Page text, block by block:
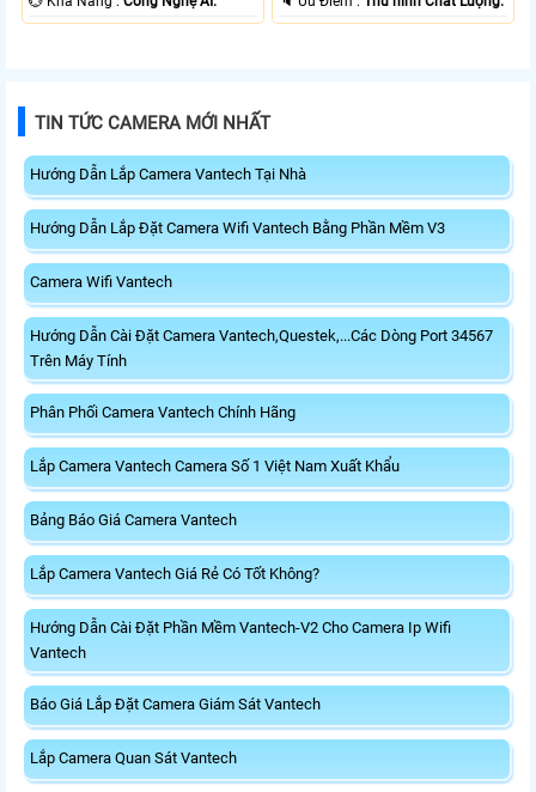
TIN TỨC CAMERA MỚI NHẤT
Hướng Dẫn Lắp Camera Vantech Tại Nhà
Hướng Dẫn Lắp Đặt Camera Wifi Vantech Bằng Phần Mềm V3
Camera Wifi Vantech
Hướng Dẫn Cài Đặt Camera Vantech,Questek,...Các Dòng Port 34567
Trên Máy Tính
Phân Phối Camera Vantech Chính Hãng
Lắp Camera Vantech Camera Số 1 Việt Nam Xuất Khẩu
Bảng Báo Giá Camera Vantech
Lắp Camera Vantech Giá Rẻ Có Tốt Không?
Hướng Dẫn Cài Đặt Phần Mềm Vantech-V2 Cho Camera Ip Wifi
Vantech
Báo Giá Lắp Đặt Camera Giám Sát Vantech
Lắp Camera Quan Sát Vantech